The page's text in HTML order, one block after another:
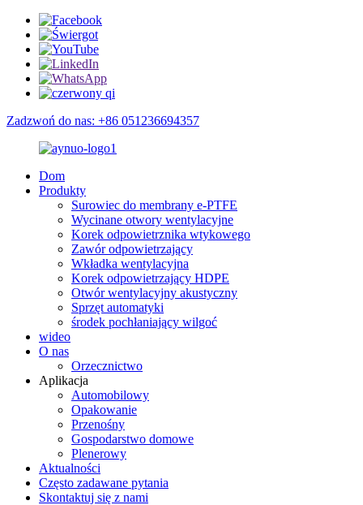
Zadzwoń do nas: +86 051236694357
Dom
Produkty
Surowiec do membrany e-PTFE
Wycinane otwory wentylacyjne
Korek odpowietrznika wtykowego
Zawór odpowietrzający
Wkładka wentylacyjna
Korek odpowietrzający HDPE
Otwór wentylacyjny akustyczny
Sprzęt automatyki
środek pochłaniający wilgoć
wideo
O nas
Orzecznictwo
Aplikacja
Automobilowy
Opakowanie
Przenośny
Gospodarstwo domowe
Plenerowy
Aktualności
Często zadawane pytania
Skontaktuj się z nami